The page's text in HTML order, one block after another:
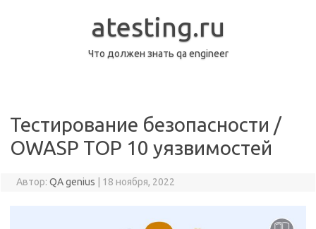
atesting.ru
Что должен знать qa engineer
Тестирование безопасности /
OWASP TOP 10 уязвимостей
Автор: QA genius 18 ноября, 2022